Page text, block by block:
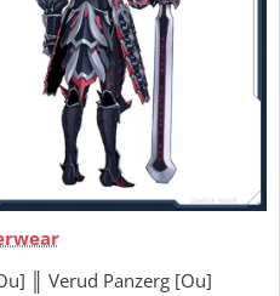
║ Verud Panzerg [Ou]